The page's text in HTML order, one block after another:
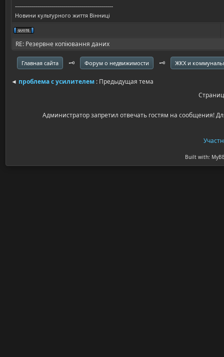
-------------------------------------------------
Новини культурного життя Вінниці
RE: Резервне копіювання даних
Главная сайта 🗝️ Форум о недвижимости 🗝️ ЖКХ и
◄ проблема с усилителем : Предыдущая тема
Администратор запретил отвечать гостям на сообщения!
Built with: